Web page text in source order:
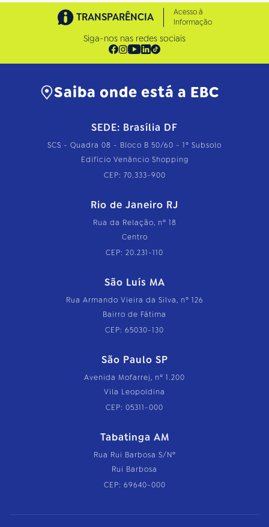
TRANSPARÊNCIA
Acesso à
Informação
Siga-nos nas redes sociais
Saiba onde está a EBC
SEDE: Brasília DF
SCS - Quadra 08 - Bloco B 50/60 - 1º Subsolo
Edifício Venâncio Shopping
CEP: 70.333-900
Rio de Janeiro RJ
Rua da Relação, nº 18
Centro
CEP: 20.231-110
São Luís MA
Rua Armando Vieira da Silva, nº 126
Bairro de Fátima
CEP: 65030-130
São Paulo SP
Avenida Mofarrej, nº 1.200
Vila Leopoldina
CEP: 05311-000
Tabatinga AM
Rua Rui Barbosa S/Nº
Rui Barbosa
CEP: 69640-000